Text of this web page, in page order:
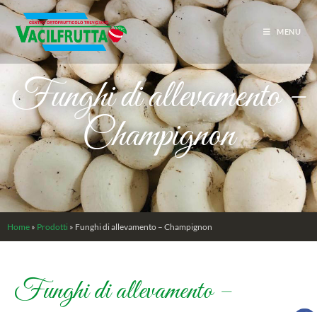
MENU
Funghi di allevamento –
Champignon
Home » Prodotti » Funghi di allevamento – Champignon
Funghi di allevamento –